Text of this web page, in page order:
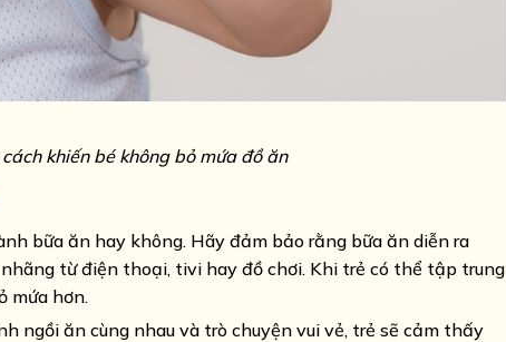
khiến bé không bỏ mứa đồ ăn
bữa ăn hay không. Hãy đảm bảo rằng bữa ăn diễn ra
từ điện thoại, tivi hay đồ chơi. Khi trẻ có thể tập trung
mứa hơn.
ngồi ăn cùng nhau và trò chuyện vui vẻ, trẻ sẽ cảm thấy